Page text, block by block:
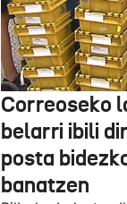
Correoseko
belarri ibili
posta
banatzen